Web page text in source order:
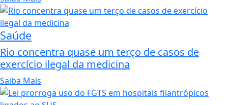
Saúde
Rio concentra quase um terço de casos de
exercício ilegal da medicina
Saiba Mais